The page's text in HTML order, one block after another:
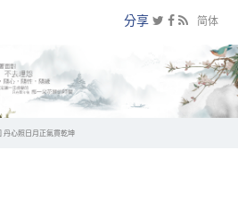
简体
分享
丹心照日月正氣貫乾坤